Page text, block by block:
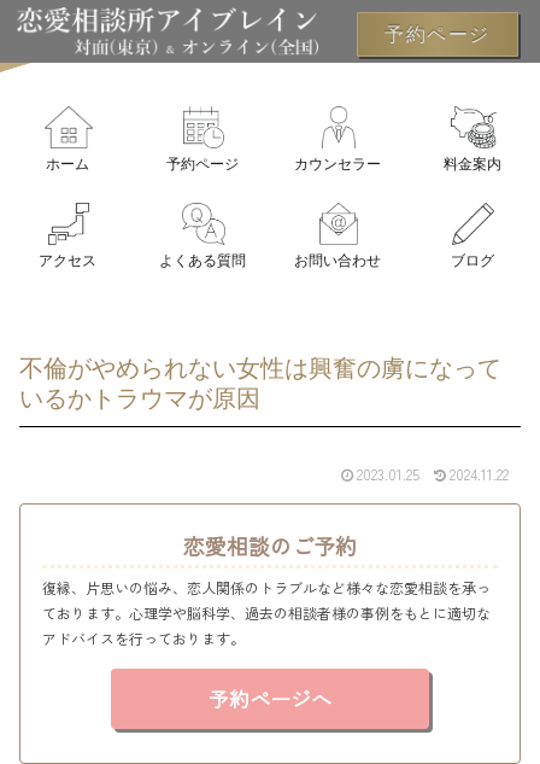
ホーム 予約ページ カウンセラー 料金案内
アクセス よくある質問 お問い合わせ ブログ
不倫がやめられない女性は興奮の虜になって
いるかトラウマが原因
2023.01.25 2024.11.22
恋愛相談のご予約
復縁、片思いの悩み、恋人関係のトラブルなど様々な恋愛相談を承っ
ております。心理学や脳科学、過去の相談者様の事例をもとに適切な
アドバイスを行っております。
予約ページへ
予約ページ